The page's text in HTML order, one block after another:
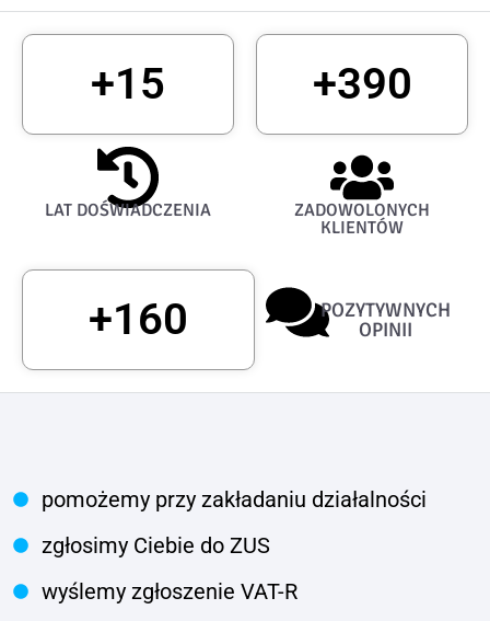
+15
LAT DOŚWIADCZENIA
+390
ZADOWOLONYCH
KLIENTÓW
+160
POZYTYWNYCH
OPINII
pomożemy przy zakładaniu działalności
zgłosimy Ciebie do ZUS
wyślemy zgłoszenie VAT-R